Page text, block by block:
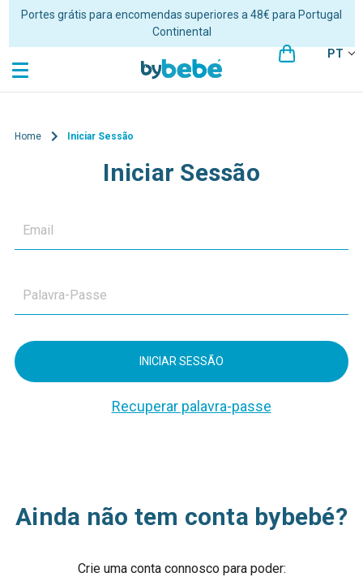
Portes grátis para encomendas superiores a 48€ para Portugal
Continental
PT
Home Iniciar Sessão
Iniciar Sessão
Recuperar palavra-passe
Ainda não tem conta bybebé?
Crie uma conta connosco para poder: